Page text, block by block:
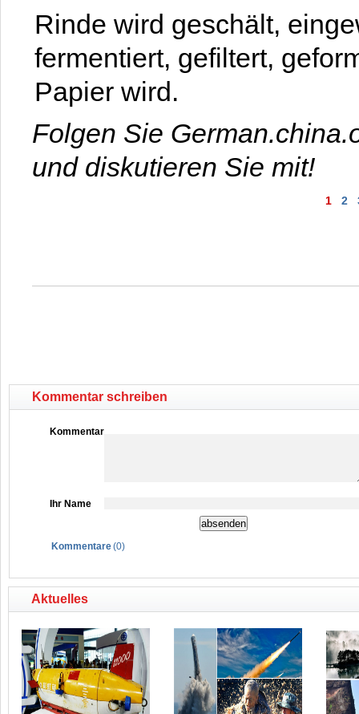
Rinde wird geschält,
fermentiert, gefiltert,
Papier wird.
Folgen Sie
und diskutieren Sie mit!
1 2
Kommentar schreiben
Kommentar
Ihr Name
Kommentare(0)